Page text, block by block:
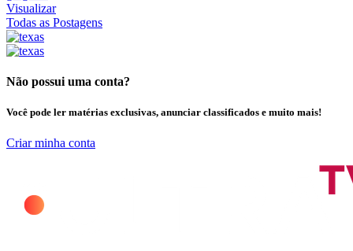
Visualizar
Todas as Postagens
Não possui uma conta?
Você pode ler matérias exclusivas, anunciar classificados e muito mais!
Criar minha conta